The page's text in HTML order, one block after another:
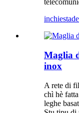
inchiesta
Maglia
inox
A rete di
chì hè
leghe